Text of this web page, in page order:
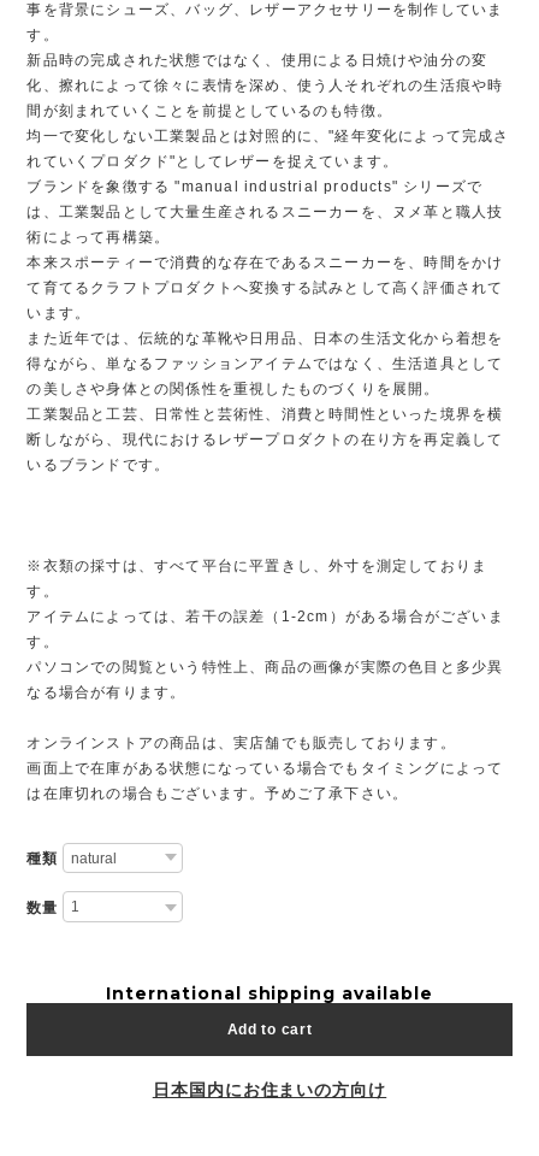
事を背景にシューズ、バッグ、レザーアクセサリーを制作していま
す。
新品時の完成された状態ではなく、使用による日焼けや油分の変
化、擦れによって徐々に表情を深め、使う人それぞれの生活痕や時
間が刻まれていくことを前提としているのも特徴。
均一で変化しない工業製品とは対照的に、"経年変化によって完成さ
れていくプロダクド"としてレザーを捉えています。
ブランドを象徴する "manual industrial products" シリーズで
は、工業製品として大量生産されるスニーカーを、ヌメ革と職人技
術によって再構築。
本来スポーティーで消費的な存在であるスニーカーを、時間をかけ
て育てるクラフトプロダクトへ変換する試みとして高く評価されて
います。
また近年では、伝統的な革靴や日用品、日本の生活文化から着想を
得ながら、単なるファッションアイテムではなく、生活道具として
の美しさや身体との関係性を重視したものづくりを展開。
工業製品と工芸、日常性と芸術性、消費と時間性といった境界を横
断しながら、現代におけるレザープロダクトの在り方を再定義して
いるブランドです。
※衣類の採寸は、すべて平台に平置きし、外寸を測定しておりま
す。
アイテムによっては、若干の誤差（1-2cm）がある場合がございま
す。
パソコンでの閲覧という特性上、商品の画像が実際の色目と多少異
なる場合が有ります。
オンラインストアの商品は、実店舗でも販売しております。
画面上で在庫がある状態になっている場合でもタイミングによって
は在庫切れの場合もございます。予めご了承下さい。
種類
数量
International shipping available
Add to cart
日本国内にお住まいの方向け